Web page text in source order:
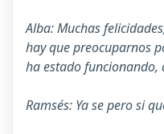
Alba: Muchas
hay que preocuparnos
ha estado funcionando,
Ramsés: Ya se pero si